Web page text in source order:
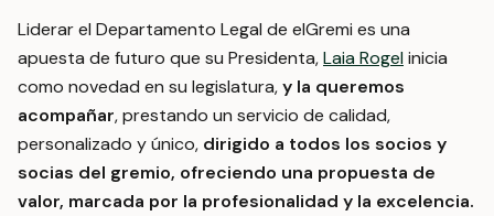
Liderar el Departamento Legal de elGremi es una
apuesta de futuro que su Presidenta,Laia Rogelinicia
como novedad en su legislatura,y la queremos
acompañar, prestando un servicio de calidad,
personalizado y único, dirigido a todos los socios y
socias del gremio, ofreciendo una propuesta de
valor, marcada por la profesionalidad y la excelencia.